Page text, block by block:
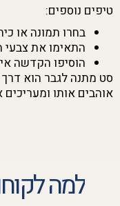
טיפים נוספים:
בחרו תמונה או
התאימו את
הוסיפו הקדשה
סט מתנה לגבר הוא
אוהבים אותו ומעריכים
למה